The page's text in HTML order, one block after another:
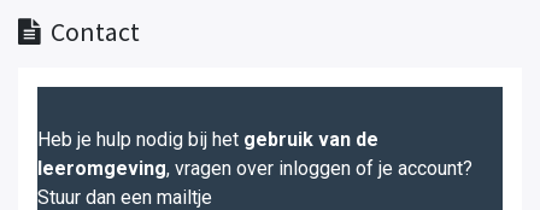
Contact
Heb je hulp nodig bij het gebruik van de
leeromgeving, vragen over inloggen of je account?
Stuur dan een mailtje